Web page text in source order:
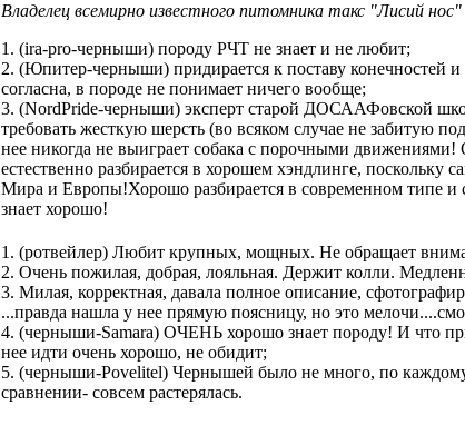
Владелец всемирно известного питомника такс "Лисий нос"
1. (ira-pro-черныши) породу РЧТ не знает и не любит;
2. (Юпитер-черныши) придирается к поставу конечностей и
согласна, в породе не понимает ничего вообще;
3. (NordPride-черныши) эксперт старой ДОСААФовской
требовать жесткую шерсть (во всяком случае не забитую
нее никогда не выиграет собака с порочными движениями!
естественно разбирается в хорошем хэндлинге, поскольку
Мира и Европы!Хорошо разбирается в современном типе и
знает хорошо!
1. (ротвейлер) Любит крупных, мощных. Не обращает
2. Очень пожилая, добрая, лояльная. Держит колли.
3. Милая, корректная, давала полное описание,
...правда нашла у нее прямую поясницу, но это
4. (черныши-Samara) ОЧЕНЬ хорошо знает породу! И что
нее идти очень хорошо, не обидит;
5. (черныши-Povelitel) Чернышей было не много, по каждому
сравнении- совсем растерялась.